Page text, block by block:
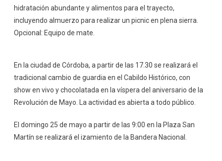
hidratación abundante y alimentos para el trayecto,
incluyendo almuerzo para realizar un picnic en plena sierra.
Opcional: Equipo de mate.
En la ciudad de Córdoba, a partir de las 17.30 se realizará el
tradicional cambio de guardia en el Cabildo Histórico, con
show en vivo y chocolatada en la víspera del aniversario de la
Revolución de Mayo. La actividad es abierta a todo público.
El domingo 25 de mayo a partir de las 9:00 en la Plaza San
Martín se realizará el izamiento de la Bandera Nacional.